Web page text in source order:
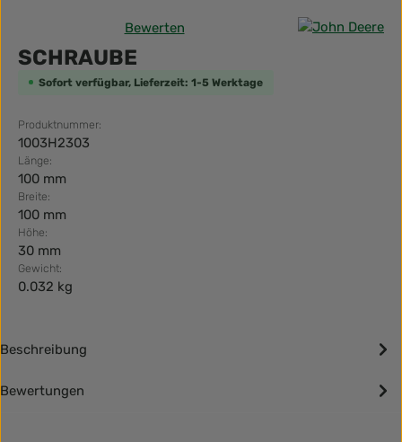
Durchschnittliche Bewertung von 0 von 5 Sternen
Bewerten
SCHRAUBE
Sofort verfügbar, Lieferzeit: 1-5 Werktage
Produktnummer:
1003H2303
Länge:
100 mm
Breite:
100 mm
Höhe:
30 mm
Gewicht:
0.032 kg
Beschreibung
Bewertungen